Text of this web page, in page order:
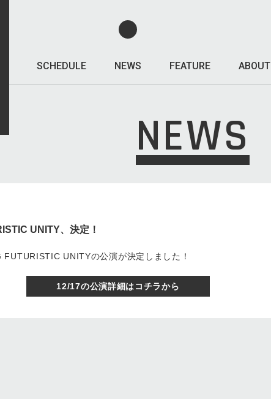
SCHEDULE NEWS FEATURE ABOUT
NEWS
UNITY、決定！
UNITYの公演が決定しました！
12/17の公演詳細はコチラから